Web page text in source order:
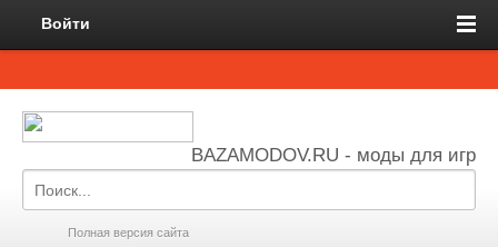
Войти
BAZAMODOV.RU - моды для игр
Полная версия сайта